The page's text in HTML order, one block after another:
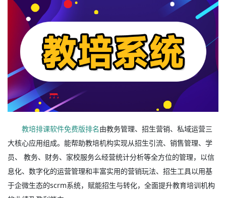
教培排课软件免费版排名由教务管理、招生营销、私域运营三
大核心应用组成。能帮助教培机构实现从招生引流、销售管理、学
员、 教务、财务、家校服务么经营统计分析等全方位的管理，以信
息化、数字化的运营管理和丰富实用的营销玩法、招生工具以用基
于企微生态的scrm系统，赋能招生与转化，全面提升教育培训机构